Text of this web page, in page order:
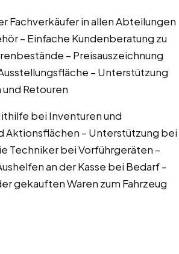
Fachverkäufer in allen Abteilungen
– Einfache Kundenberatung zu
– Preisauszeichnung
– Unterstützung
Retouren
bei Inventuren und
Aktionsflächen – Unterstützung bei
Techniker bei Vorführgeräten –
an der Kasse bei Bedarf –
gekauften Waren zum Fahrzeug